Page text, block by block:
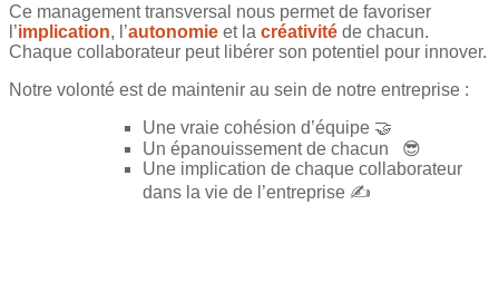
Ce management transversal nous permet de favoriser
l’implication, l’autonomie et la créativité de chacun.
Chaque collaborateur peut libérer son potentiel pour innover.
Notre volonté est de maintenir au sein de notre entreprise :
Une vraie cohésion d’équipe 🤝
Un épanouissement de chacun 😎
Une implication de chaque collaborateur
dans la vie de l’entreprise ✍